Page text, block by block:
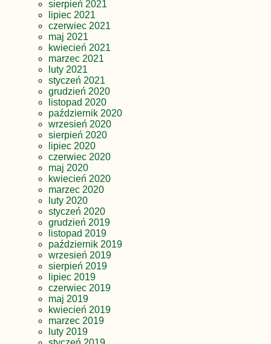
sierpień 2021
lipiec 2021
czerwiec 2021
maj 2021
kwiecień 2021
marzec 2021
luty 2021
styczeń 2021
grudzień 2020
listopad 2020
październik 2020
wrzesień 2020
sierpień 2020
lipiec 2020
czerwiec 2020
maj 2020
kwiecień 2020
marzec 2020
luty 2020
styczeń 2020
grudzień 2019
listopad 2019
październik 2019
wrzesień 2019
sierpień 2019
lipiec 2019
czerwiec 2019
maj 2019
kwiecień 2019
marzec 2019
luty 2019